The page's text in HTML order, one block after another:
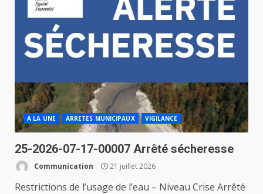
A LA UNE ARRETES MUNICIPAUX VIGILANCE
25-2026-07-17-00007 Arrêté sécheresse
Communication 21 juillet 2026
Restrictions de l’usage de l’eau – Niveau Crise Arrêté